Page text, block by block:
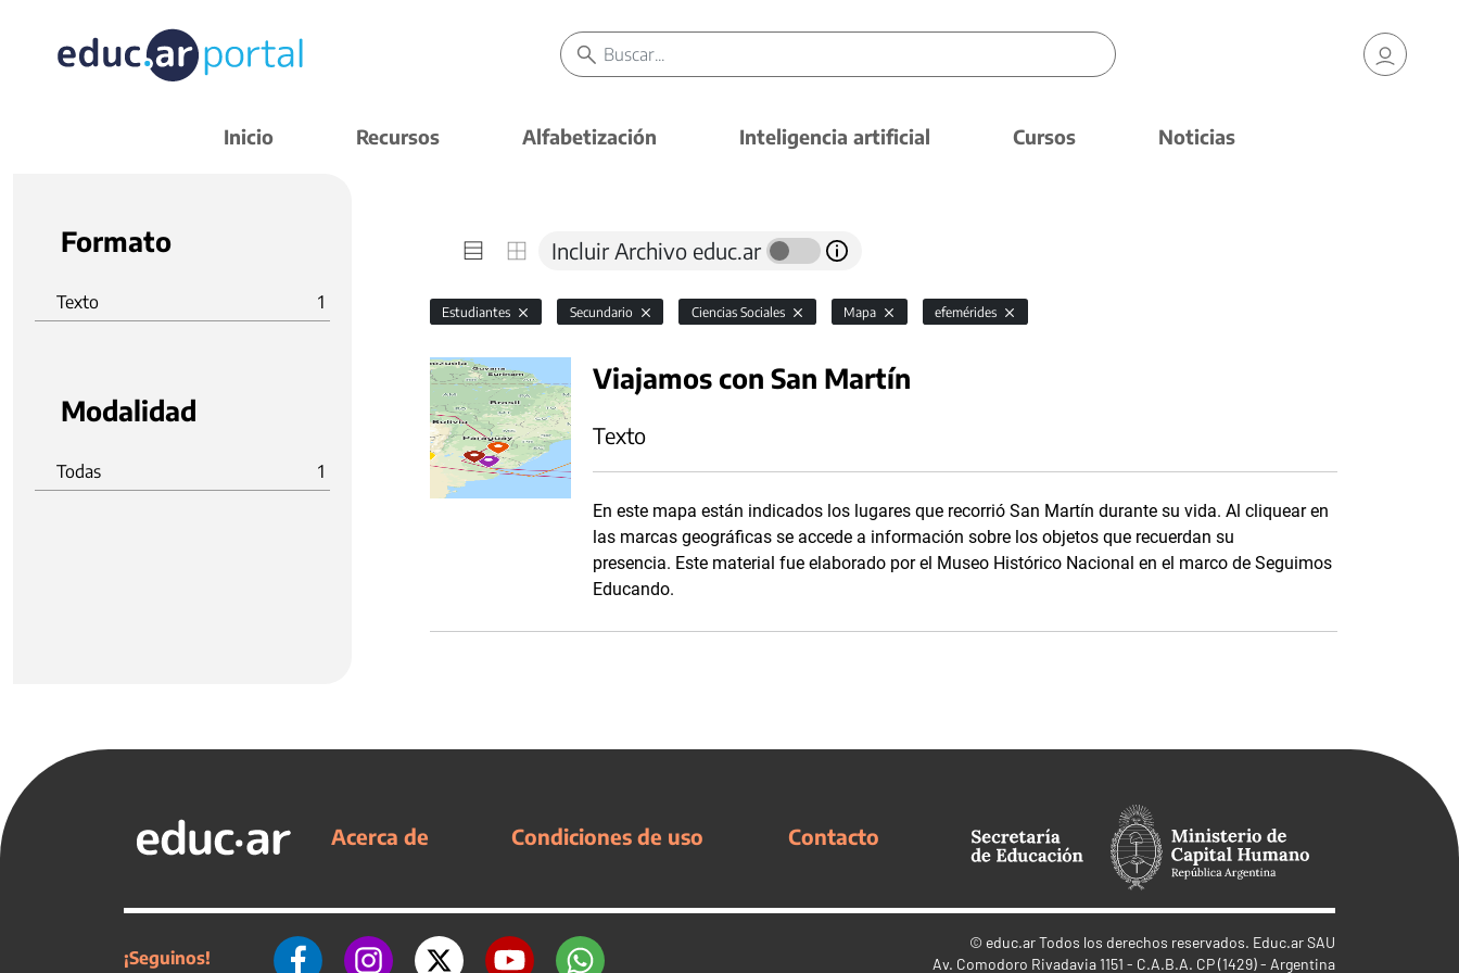
Inicio Recursos Alfabetización Inteligencia artificial Cursos Noticias
Formato
Texto 1
Modalidad
Todas 1
Incluir Archivo educ.ar
Estudiantes Secundario Ciencias Sociales Mapa efemérides
Viajamos con San Martín
Texto
En este mapa están indicados los lugares que recorrió San Martín durante su vida. Al cliquear en
las marcas geográficas se accede a información sobre los objetos que recuerdan su
presencia. Este material fue elaborado por el Museo Histórico Nacional en el marco de Seguimos
Educando.
Acerca de Condiciones de uso Contacto
¡Seguinos!
© educ.arTodos los derechos reservados. Educ.ar SAU
Av. Comodoro Rivadavia 1151 - C.A.B.A. CP (1429) - Argentina